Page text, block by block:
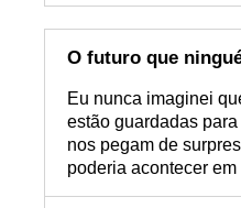
O futuro que
Eu nunca imaginei
estão guardadas
nos pegam de
poderia acontecer